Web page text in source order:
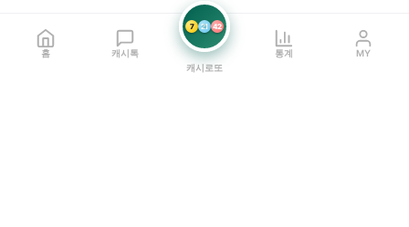
홈 캐시톡
7 21 42
캐시로또
통계 MY